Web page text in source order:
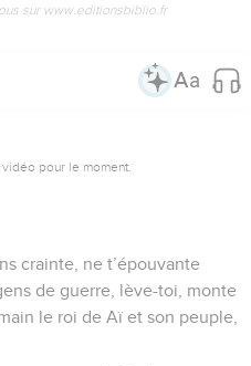
sur www.editionsbiblio.fr
pour le moment.
crainte, ne t’épouvante
de guerre, lève-toi, monte
le roi de Aï et son peuple,